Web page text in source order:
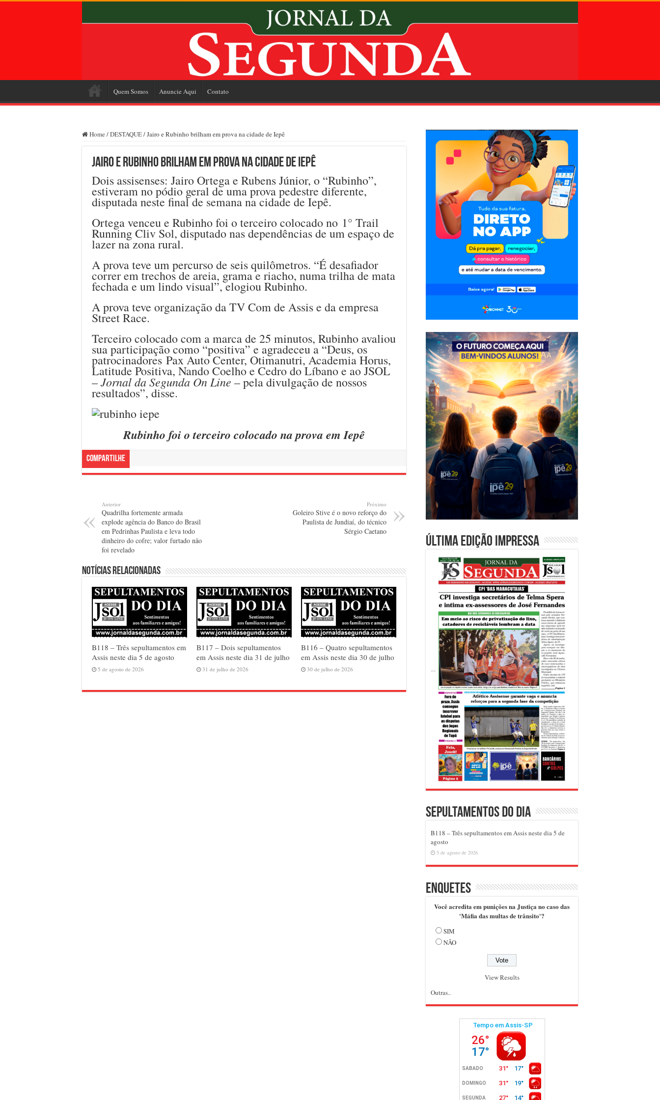
Quem Somos Anuncie Aqui Contato
Home /DESTAQUE/Jairo e Rubinho brilham em prova na cidade de Iepê
Jairo e Rubinho brilham em prova na cidade de Iepê
Dois assisenses: Jairo Ortega e Rubens Júnior, o “Rubinho”,
estiveram no pódio geral de uma prova pedestre diferente,
disputada neste final de semana na cidade de Iepê.
Ortega venceu e Rubinho foi o terceiro colocado no 1° Trail
Running Cliv Sol, disputado nas dependências de um espaço de
lazer na zona rural.
A prova teve um percurso de seis quilômetros. “É desafiador
correr em trechos de areia, grama e riacho, numa trilha de mata
fechada e um lindo visual”, elogiou Rubinho.
A prova teve organização da TV Com de Assis e da empresa
Street Race.
Terceiro colocado com a marca de 25 minutos, Rubinho avaliou
sua participação como “positiva” e agradeceu a “Deus, os
patrocinadores Pax Auto Center, Otimanutri, Academia Horus,
Latitude Positiva, Nando Coelho e Cedro do Líbano e ao JSOL
–Jornal da Segunda On Line – pela divulgação de nossos
resultados”, disse.
Rubinho foi o terceiro colocado na prova em Iepê
Compartilhe
Anterior
Quadrilha fortemente armada
explode agência do Banco do Brasil
em Pedrinhas Paulista e leva todo
dinheiro do cofre; valor furtado não
foi revelado
Próximo
Goleiro Stive é o novo reforço do
Paulista de Jundiaí, do técnico
Sérgio Caetano
Notícias relacionadas
B118 – Três sepultamentos em
Assis neste dia 5 de agosto
5 de agosto de 2026
B117 – Dois sepultamentos
em Assis neste dia 31 de julho
31 de julho de 2026
B116 – Quatro sepultamentos
em Assis neste dia 30 de julho
30 de julho de 2026
Última edição impressa
Sepultamentos do dia
B118 – Três sepultamentos em Assis neste dia 5 de
agosto
5 de agosto de 2026
Enquetes
Você acredita em punições na Justiça no caso das
'Máfia das multas de trânsito'?
SIM
NÃO
View Results
Outras..